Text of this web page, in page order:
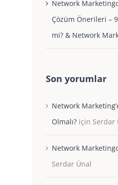
Network
Çözüm Önerileri –
mi? & Network
Son yorumlar
Network
Olmalı? için Serdar
Network
Serdar Ünal